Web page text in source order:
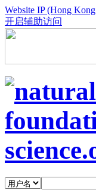
Website IP (Hong
开启辅助访问